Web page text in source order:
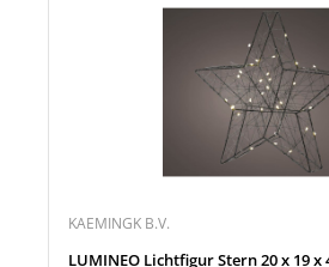
KAEMINGK B.V.
LUMINEO Lichtfigur Stern 20 x 19 x